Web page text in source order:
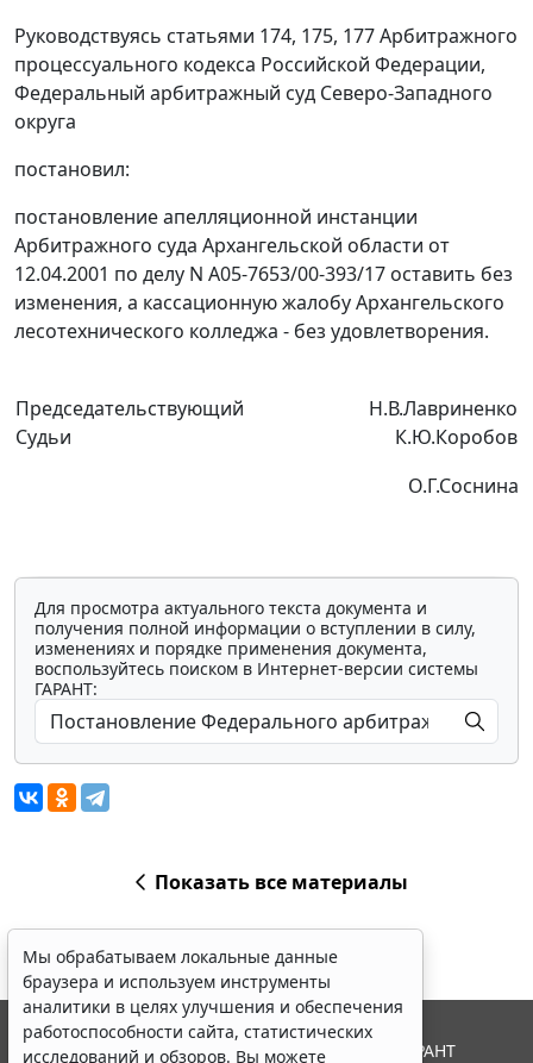
Руководствуясь статьями 174, 175, 177Арбитражного
процессуального кодекса Российской Федерации,
Федеральный арбитражный суд Северо-Западного
округа
постановил:
постановление апелляционной инстанции
Арбитражного суда Архангельской области от
12.04.2001 по делу N А05-7653/00-393/17 оставить без
изменения, а кассационную жалобу Архангельского
лесотехнического колледжа - без удовлетворения.
Председательствующий
Судьи
Н.В.Лавриненко
К.Ю.Коробов
О.Г.Соснина
Для просмотра актуального текста документа и
получения полной информации о вступлении в силу,
изменениях и порядке применения документа,
воспользуйтесь поиском в Интернет-версии системы
ГАРАНТ:
Показать все материалы
Мы обрабатываем локальные данные
браузера и используем инструменты
аналитики в целях улучшения и обеспечения
работоспособности сайта, статистических
исследований и обзоров. Вы можете
© ООО "НПП "ГАРАНТ-СЕРВИС", 2026. Система ГАРАНТ